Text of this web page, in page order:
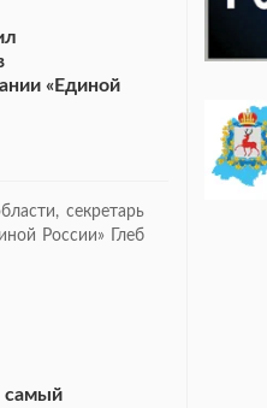
«Единой
секретарь
России» Глеб
самый